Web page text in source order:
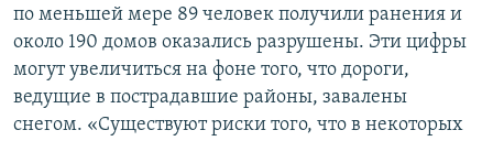
по меньшей мере 89 человек получили ранения и
около 190 домов оказались разрушены. Эти цифры
могут увеличиться на фоне того, что дороги,
ведущие в пострадавшие районы, завалены
снегом. «Существуют риски того, что в некоторых